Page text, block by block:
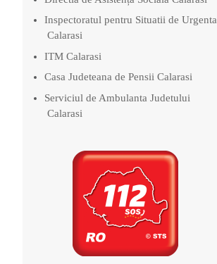
Inspectoratul pentru Situatii de Urgenta
Calarasi
ITM Calarasi
Casa Judeteana de Pensii Calarasi
Serviciul de Ambulanta Judetului
Calarasi